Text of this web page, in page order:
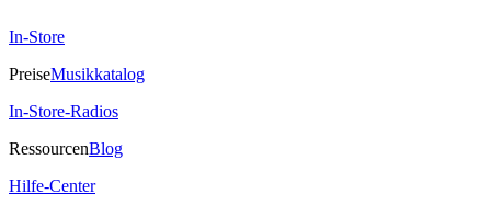
In-Store
PreiseMusikkatalog
In-Store-Radios
RessourcenBlog
Hilfe-Center